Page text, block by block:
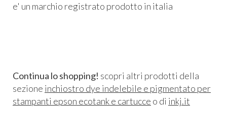
e' un marchio registrato prodotto in italia
Continua lo shopping! scopri altri prodotti della
sezione inchiostro dye indelebile e pigmentato per
stampanti epson ecotank e cartucce o di inkj.it